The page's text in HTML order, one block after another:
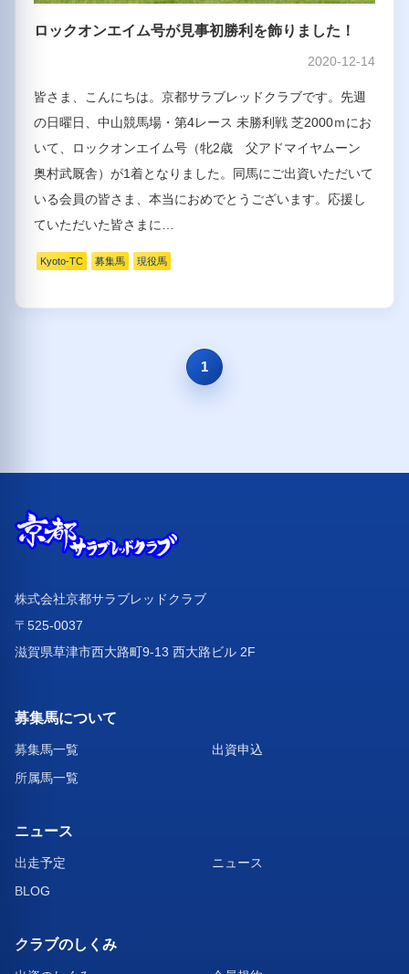
ロックオンエイム号が見事初勝利を飾りました！
2020-12-14
皆さま、こんにちは。京都サラブレッドクラブです。先週
の日曜日、中山競馬場・第4レース 未勝利戦 芝2000ｍにお
いて、ロックオンエイム号（牝2歳 父アドマイヤムーン
奥村武厩舎）が1着となりました。同馬にご出資いただいて
いる会員の皆さま、本当におめでとうございます。応援し
ていただいた皆さまに…
Kyoto-TC 募集馬 現役馬
1
株式会社京都サラブレッドクラブ
〒525-0037
滋賀県草津市西大路町9-13 西大路ビル 2F
募集馬について
募集馬一覧
出資申込
所属馬一覧
ニュース
出走予定
ニュース
BLOG
クラブのしくみ